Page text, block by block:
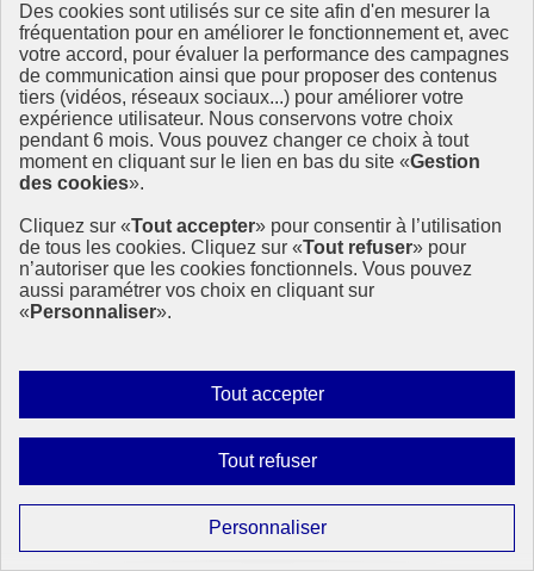
Des cookies sont utilisés sur ce site afin d'en mesurer la
fréquentation pour en améliorer le fonctionnement et, avec
votre accord, pour évaluer la performance des campagnes
de communication ainsi que pour proposer des contenus
tiers (vidéos, réseaux sociaux...) pour améliorer votre
expérience utilisateur. Nous conservons votre choix
pendant 6 mois. Vous pouvez changer ce choix à tout
moment en cliquant sur le lien en bas du site «Gestion
des cookies».
Cliquez sur «Tout accepter» pour consentir à l’utilisation
de tous les cookies. Cliquez sur «Tout refuser» pour
n’autoriser que les cookies fonctionnels. Vous pouvez
aussi paramétrer vos choix en cliquant sur
« Personnaliser».
Tout accepterAutoriser
tous
Tout refuserInterdire
tous
PersonnaliserParamétrer
les
Vers un avenir énergétique propre : comprendre la
Journée internationale des énergies propres
Nations Unies rappellent que l’accès à une énergie fiable, abordable
et durable est un levier essentiel pour réduire les inégalités et
29 janvier 2026 - À l’International